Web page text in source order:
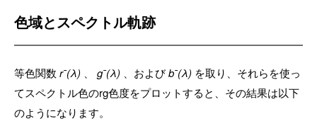
色域とスペクトル軌跡
等色関数 rˉ(λ) gˉ(λ) 、およびbˉ(λ) を取り、それらを使っ
てスペクトル色のrg色度をプロットすると、その結果は以下
のようになります。